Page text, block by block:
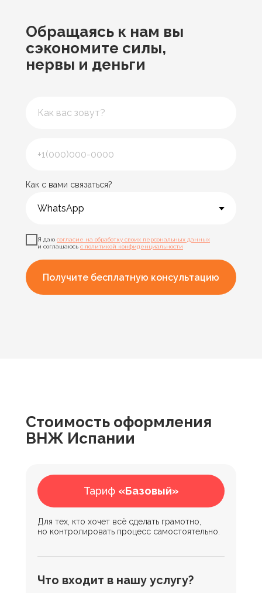
Обращаясь к нам вы
сэкономите силы,
нервы и деньги
Как с вами связаться?
Я даю согласие на обработку своих персональных данных
и соглашаюсь с политикой конфиденциальности
Получите бесплатную консультацию
Стоимость оформления
ВНЖ Испании
Что входит в нашу услугу?
Что входит в нашу услугу?
Для тех, кто хочет всё сделать грамотно,
но контролировать процесс самостоятельно.
Тариф «Базовый»